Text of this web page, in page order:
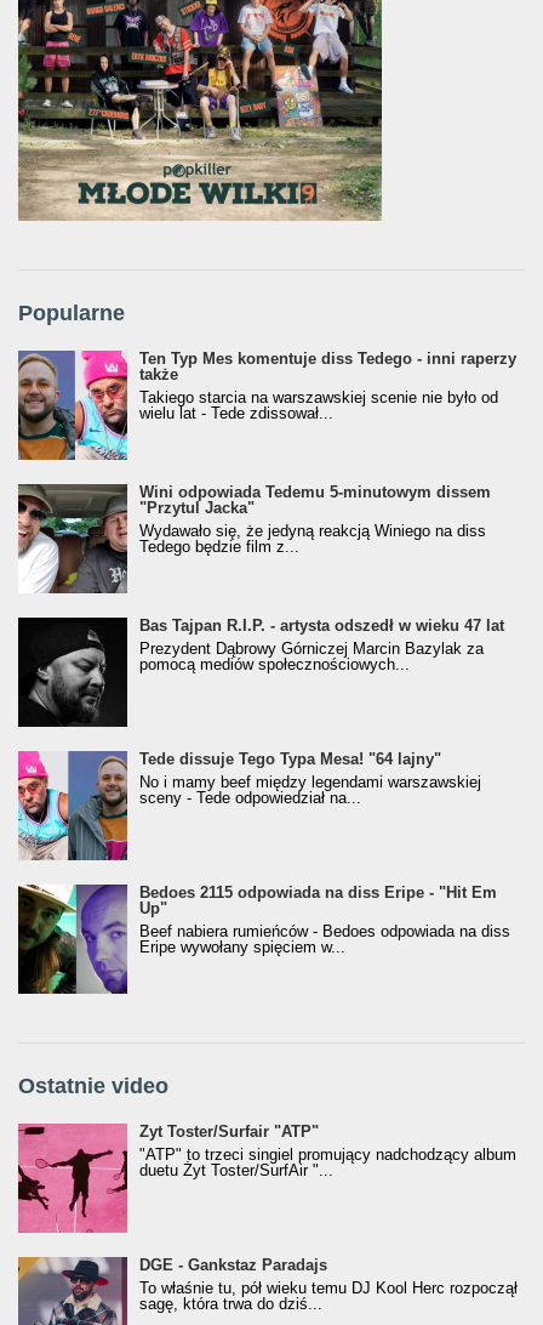
Popularne
Ten Typ Mes komentuje diss Tedego - inni raperzy
także
Takiego starcia na warszawskiej scenie nie było od
wielu lat - Tede zdissował...
Wini odpowiada Tedemu 5-minutowym dissem
"Przytul Jacka"
Wydawało się, że jedyną reakcją Winiego na diss
Tedego będzie film z...
Bas Tajpan R.I.P. - artysta odszedł w wieku 47 lat
Prezydent Dąbrowy Górniczej Marcin Bazylak za
pomocą mediów społecznościowych...
Tede dissuje Tego Typa Mesa! "64 lajny"
No i mamy beef między legendami warszawskiej
sceny - Tede odpowiedział na...
Bedoes 2115 odpowiada na diss Eripe - "Hit Em
Up"
Beef nabiera rumieńców - Bedoes odpowiada na diss
Eripe wywołany spięciem w...
Ostatnie video
Żyt Toster/SurfAir - ATP VIDEO
Żyt Toster/Surfair "ATP"
"ATP" to trzeci singiel promujący nadchodzący album
duetu Żyt Toster/SurfAir "...
donGURALesko z nagrodą za
Klasyczny/Trueschoolowy Album Roku
(Popkillery 2023)
DGE - Gankstaz Paradajs
To właśnie tu, pół wieku temu DJ Kool Herc rozpoczął
sagę, która trwa do dziś...